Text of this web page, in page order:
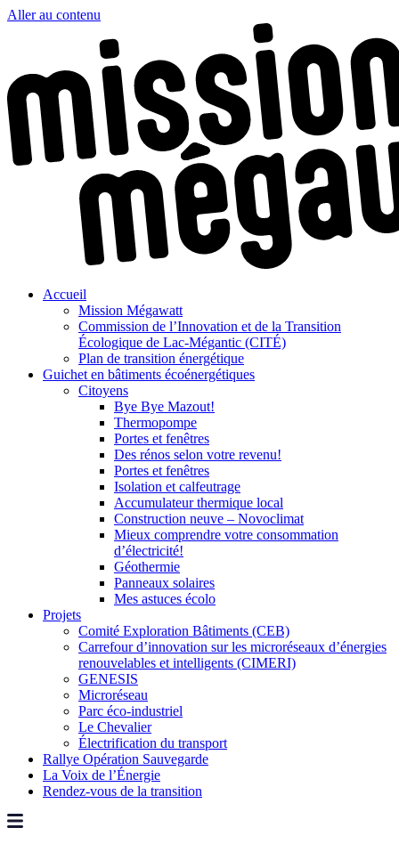
Aller au contenu
Accueil
Mission Mégawatt
Commission de l’Innovation et de la Transition
Écologique de Lac-Mégantic (CITÉ)
Plan de transition énergétique
Guichet en bâtiments écoénergétiques
Citoyens
Bye Bye Mazout!
Thermopompe
Portes et fenêtres
Des rénos selon votre revenu!
Portes et fenêtres
Isolation et calfeutrage
Accumulateur thermique local
Construction neuve – Novoclimat
Mieux comprendre votre consommation
d’électricité!
Géothermie
Panneaux solaires
Mes astuces écolo
Projets
Comité Exploration Bâtiments (CEB)
Carrefour d’innovation sur les microréseaux d’énergies
renouvelables et intelligents (CIMERI)
GENESIS
Microréseau
Parc éco-industriel
Le Chevalier
Électrification du transport
Rallye Opération Sauvegarde
La Voix de l’Énergie
Rendez-vous de la transition